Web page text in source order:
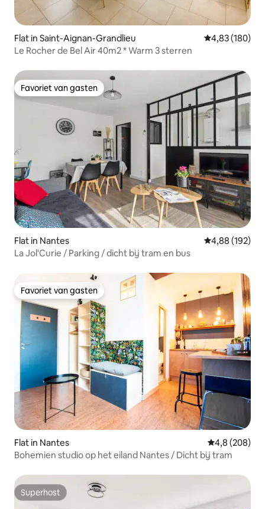
Flat in Saint-Aignan-Grandlieu Gemiddelde
4,83 (180)
Le Rocher de Bel Air 40m2 * Warm 3 sterren
Favoriet van gasten
Favoriet van gasten
Flat in Nantes Gemiddelde
4,88 (192)
La Jol'Curie / Parking / dicht bij tram en bus
Favoriet van gasten
Favoriet van gasten
Flat in Nantes Gemiddelde
4,8 (208)
Bohemien studio op het eiland Nantes / Dicht bij tram
Superhost
Superhost